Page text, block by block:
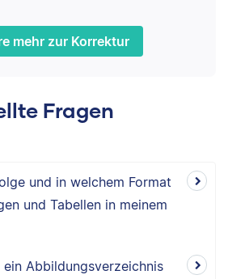
mehr zur Korrektur
Fragen
und in welchem Format
und Tabellen in meinem
Abbildungsverzeichnis